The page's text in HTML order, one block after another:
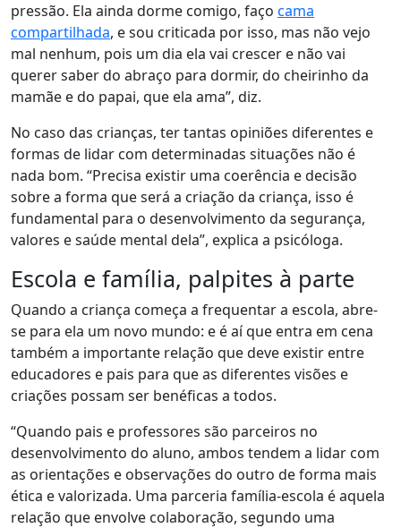
pressão. Ela ainda dorme comigo, faço cama
compartilhada, e sou criticada por isso, mas não vejo
mal nenhum, pois um dia ela vai crescer e não vai
querer saber do abraço para dormir, do cheirinho da
mamãe e do papai, que ela ama”, diz.
No caso das crianças, ter tantas opiniões diferentes e
formas de lidar com determinadas situações não é
nada bom. “Precisa existir uma coerência e decisão
sobre a forma que será a criação da criança, isso é
fundamental para o desenvolvimento da segurança,
valores e saúde mental dela”, explica a psicóloga.
Escola e família, palpites à parte
Quando a criança começa a frequentar a escola, abre-
se para ela um novo mundo: e é aí que entra em cena
também a importante relação que deve existir entre
educadores e pais para que as diferentes visões e
criações possam ser benéficas a todos.
“Quando pais e professores são parceiros no
desenvolvimento do aluno, ambos tendem a lidar com
as orientações e observações do outro de forma mais
ética e valorizada. Uma parceria família-escola é aquela
relação que envolve colaboração, segundo uma